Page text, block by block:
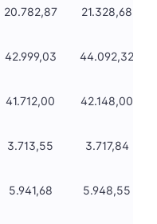
20.782,87 21.328,68
42.999,03 44.092,32
41.712,00 42.148,00
3.713,55 3.717,84
5.941,68 5.948,55